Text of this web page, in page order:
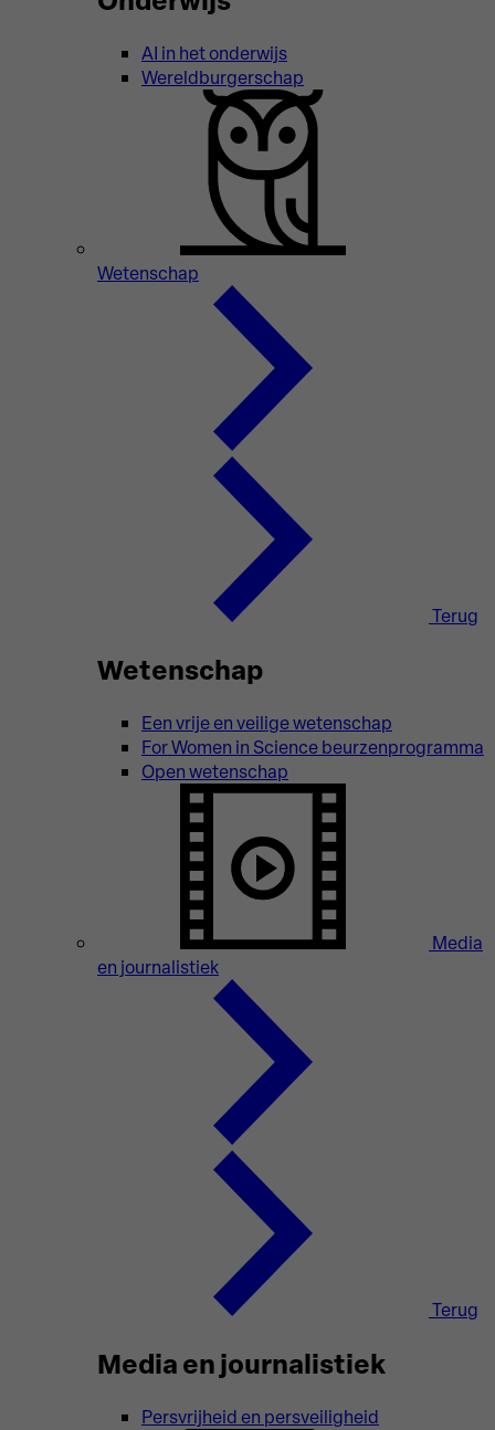
AI in het onderwijs
Wereldburgerschap
Wetenschap
Terug
Wetenschap
Een vrije en veilige wetenschap
For Women in Science beurzenprogramma
Open wetenschap
Media
en journalistiek
Terug
Media en journalistiek
Persvrijheid en persveiligheid